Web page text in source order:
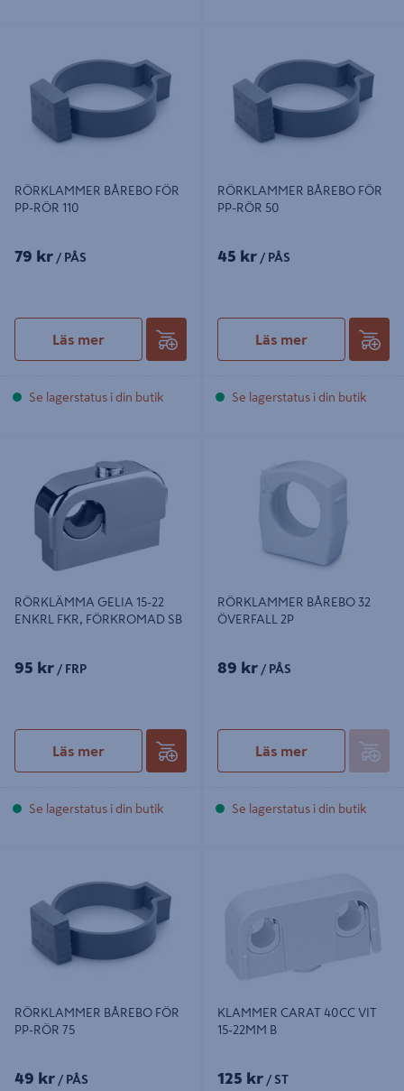
RÖRKLAMMER BÅREBO FÖR
PP-RÖR 110
79 kr / PÅS
Läs mer
Se lagerstatus i din butik
RÖRKLAMMER BÅREBO FÖR
PP-RÖR 50
45 kr / PÅS
Läs mer
Se lagerstatus i din butik
FKR, FÖRKROMAD SB
RÖRKLÄMMA GELIA 15-22
ENKRL FKR, FÖRKROMAD SB
95 kr / FRP
Läs mer
Se lagerstatus i din butik
ÖVERFALL 2P
RÖRKLAMMER BÅREBO 32
ÖVERFALL 2P
89 kr / PÅS
Läs mer
Se lagerstatus i din butik
RÖRKLAMMER BÅREBO FÖR
PP-RÖR 75
49 kr / PÅS
KLAMMER CARAT 40CC VIT
15-22MM B
125 kr / ST